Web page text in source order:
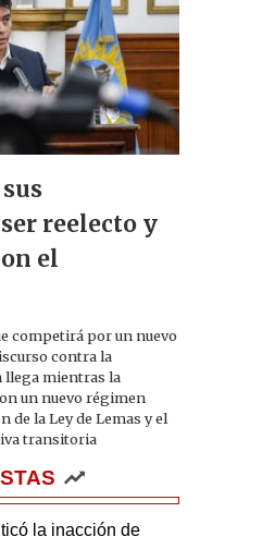
reelecto y
el
competirá por un nuevo
contra la
llega mientras la
un nuevo régimen
de la Ley de Lemas y el
transitoria
la inacción de